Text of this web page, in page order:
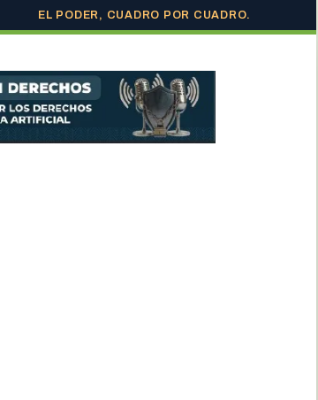
EL PODER, CUADRO POR CUADRO.